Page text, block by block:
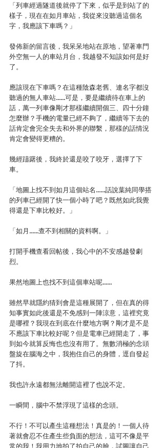
「列車經過隧道後就停了下來，似乎是到站了的
樣子，現在在如月車站，我從來沒聽過這個名
字，我應該下車嗎？」
發佈新的留言後，我呆呆地站在原地，望著車門
外空無一人的車站月台，我越發不知該如何是好
了。
應該現在下車嗎？在這種陰森老舊、連名字都沒
聽過的無人車站……可是，要是繼續待在車上的
話，萬一列車像剛才那樣繼續開個三、四十分鐘
怎麼辦？手機的電量已經不夠了，繼續等下去的
話肯定會完全失去和外界的聯繫，那樣的話情況
肯定會變得更糟的。
幾經躊躇後，我終於還是咬了咬牙，選擇了下
車。
「地圖上找不到如月這個站名……話說葉純同學搭
的列車已經開了快一個小時了吧？既然如此我覺
得還是下車比較好。」
「如月……查不到相關的資料啊。」
打開手機查看回帖後，我心中的不安感越發劇
烈。
果然地圖上也找不到這個車站呢……
雖然早就隱約猜到會是這種展開了，但在真的得
知事實如此後還是不免感到一陣涼意，這裡究竟
是哪裡？我現在到底在什麼地方啊？剛才是不是
不應該下車比較好呢？但是電車已經開走了，事
到如今就算反悔也也沒有用了。無數消極的念頭
盤旋在腦海之中，我抱住自己的身體，逕自發起
了抖。
我也許永遠都無法離開這裡了也說不定。
一瞬間，腦中不禁浮現了這樣的念頭。
不行！不可以產生這種想法！真是的！一個人待
著就會忍不住產生些負面的想法，這可不像是平